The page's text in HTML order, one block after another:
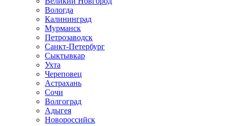
Вологда
Калининград
Мурманск
Петрозаводск
Санкт-Петербург
Сыктывкар
Ухта
Череповец
Астрахань
Сочи
Волгоград
Адыгея
Новороссийск